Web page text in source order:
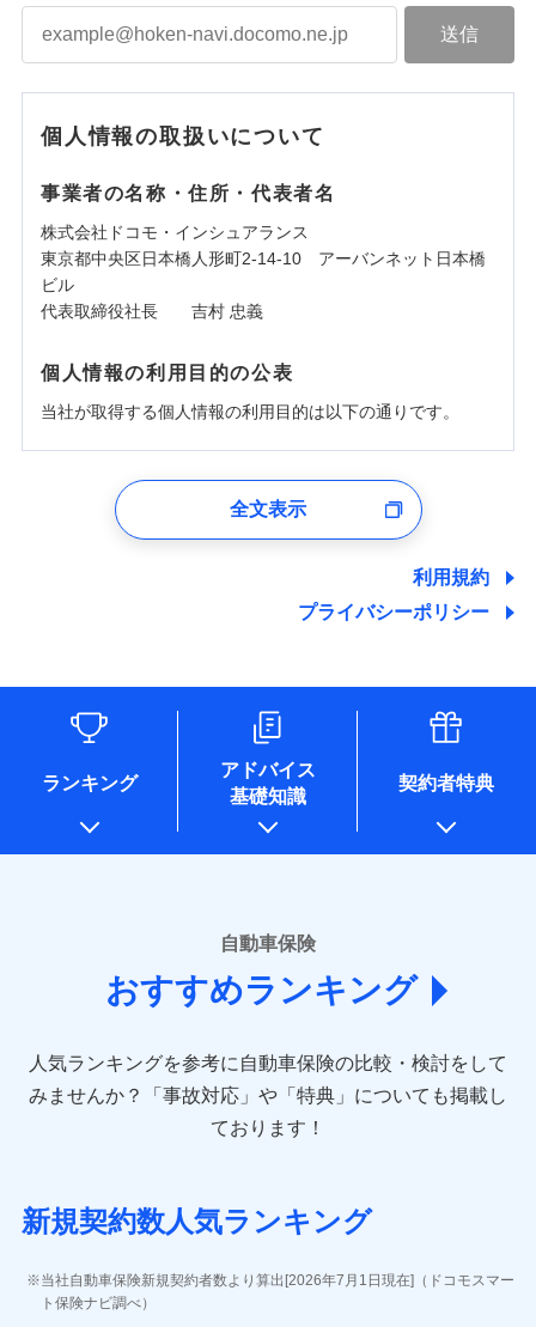
個人情報の取扱いについて
事業者の名称・住所・代表者名
株式会社ドコモ・インシュアランス
東京都中央区日本橋人形町2-14-10 アーバンネット日本橋
ビル
代表取締役社長 吉村 忠義
個人情報の利用目的の公表
当社が取得する個人情報の利用目的は以下の通りです。
ユーザー登録受付および、管理のため
しくは委託を受けている保険会社・提携会社の保険その他に
関する情報を提供し、金融商品等の契約を勧奨するため、ま
た維持管理等の委託業務遂行のため、またそれらに付帯、関
情報を取引のある他の保険会社の商品・サービスをご提案す
るために利用させていただくことがあります。）
各種セミナーの開催のため
コンサルティングサービスの実施のため
アンケートやキャンペーン等の実施のため
上記に係る案内・手続き・管理等付帯業務を行うため
* 当社が委託を受けている保険会社の情報は、保険会社のホ
ームページに掲載しておりますので、ご確認ください。
あいおいニッセイ同和損害保険株式会社
(https://www.aioinissaydowa.co.jp/)
アクサ損害保険株式会社 (https://www.axa-
direct.co.jp/)
sompo.co.jp/)
東京海上ダイレクト損害保険株式会社 (https://www.e-
AIG損害保険株式会社 (https://www.aig.co.jp/sonpo)
ジェイアイ傷害火災保険株式会社
ソニー損害保険株式会社
(https://www.sonysonpo.co.jp/)
全文表示
利用規約
プライバシーポリシー
ランキング
アドバイス
基礎知識
契約者特典
自動車保険
おすすめランキング
人気ランキングを参考に自動車保険の比較・検討をして
みませんか？
「事故対応」や「特典」についても掲載し
ております！
新規契約数人気ランキング
当社自動車保険新規契約者数より算出[2026年7月1日現在]（ドコモスマー
ト保険ナビ調べ）